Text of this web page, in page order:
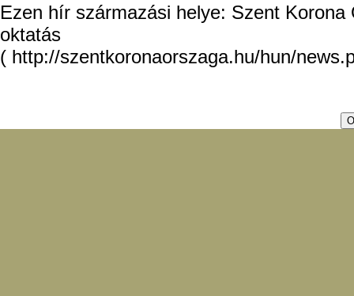
Ezen hír származási helye: Szent
oktatás
( http://szentkoronaorszaga.hu/hun/